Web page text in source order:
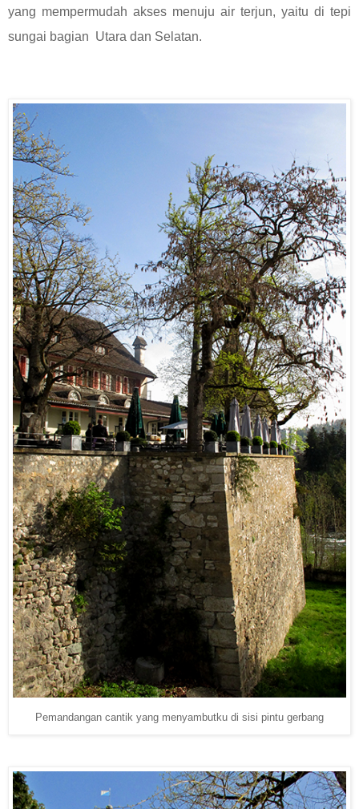
yang mempermudah akses menuju air terjun, yaitu di tepi
sungai bagian Utara dan Selatan.
Pemandangan cantik yang menyambutku di sisi pintu gerbang